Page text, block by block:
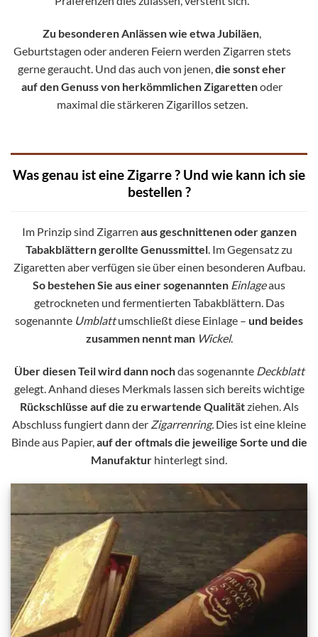
Zu besonderen Anlässen wie etwa Jubiläen,
Geburtstagen oder anderen Feiern werden Zigarren stets
gerne geraucht. Und das auch von jenen,die sonst eher
auf den Genuss von herkömmlichen Zigarettenoder
maximal die stärkeren Zigarillos setzen.
Was genau ist eine Zigarre ? Und wie kann ich sie
bestellen ?
Im Prinzip sind Zigarren aus geschnittenen oder ganzen
Tabakblättern gerollte Genussmittel. Im Gegensatz zu
Zigaretten aber verfügen sie über einen besonderen Aufbau.
So bestehen Sie aus einer sogenannten Einlageaus
getrockneten und fermentierten Tabakblättern. Das
sogenannte Umblattumschließt diese Einlage – und beides
zusammen nennt man Wickel.
Über diesen Teil wird dann nochdas sogenannte Deckblatt
gelegt. Anhand dieses Merkmals lassen sich bereits wichtige
Rückschlüsse auf die zu erwartende Qualitätziehen. Als
Abschluss fungiert dann der Zigarrenring. Dies ist eine kleine
Binde aus Papier,auf der oftmals die jeweilige Sorte und die
Manufaktur hinterlegt sind.